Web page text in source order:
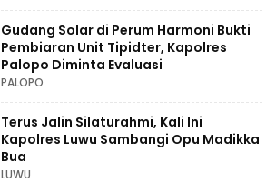
Gudang Solar di Perum Harmoni Bukti
Pembiaran Unit Tipidter, Kapolres
Palopo Diminta Evaluasi
PALOPO
Terus Jalin Silaturahmi, Kali Ini
Kapolres Luwu Sambangi Opu Madikka
Bua
LUWU